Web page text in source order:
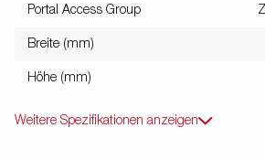
Portal Access Group
Breite (mm)
Höhe (mm)
Weitere Spezifikationen anzeigen